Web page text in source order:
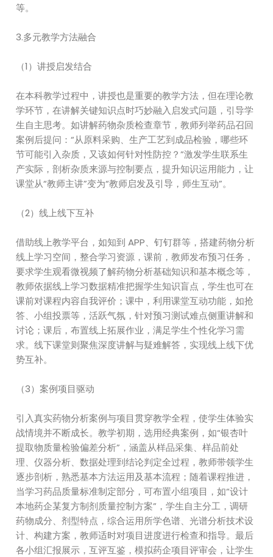
等。
3.多元教学方法融合
（1）讲授启发结合
在本科教学过程中，讲授也是重要的教学方法，但在理论教
学环节，在讲解关键知识点时巧妙融入启发式问题，引导学
生自主思考。如讲解药物杂质检查章节，教师列举药品召回
案例后提问：“从原料采购、生产工艺到成品检验，哪些环
节可能引入杂质，又该如何针对性防控？”激发学生联系生
产实际，剖析杂质来源与控制要点，提升知识运用能力，让
课堂从“教师主讲”变为“教师启发及引导，师生互动”。
（2）线上线下互补
借助线上教学平台，如知到 APP、钉钉群等，搭建药物分析
线上学习空间，整合学习资源，课前，教师发布预习任务，
要求学生观看微视频了解药物分析基础知识和基本概念等，
教师依据线上学习数据精准把握学生知识盲点，学生也可在
课前对课程内容自我评价；课中，利用课堂互动功能，如抢
答、小组投票等，活跃气氛，针对预习测试难点侧重讲解和
讨论；课后，布置线上拓展作业，满足学生个性化学习需
求。线下课堂则聚焦深度讲解与疑难解答，实现线上线下优
势互补。
（3）案例项目驱动
引入真实药物分析案例与项目贯穿教学全程，使学生体验实
战情境并不断成长。教学初期，选用经典案例，如“银杏叶
提取物质量检验偏差分析”，涵盖从样品采集、样品前处
理、仪器分析、数据处理到结论判定全过程，教师带领学生
逐步剖析，熟悉基本方法运用及基本流程；随着课程推进，
当学习药品质量标准制定部分，可布置小组项目，如“设计
本地药企某复方制剂质量控制方案”，学生自主分工，调研
药物成分、剂型特点，综合运用所学色谱、光谱分析技术设
计、构建方案，教师适时对项目进度进行检查和指导。最后
各小组汇报展示，互评互鉴，模拟药企项目评审会，让学生